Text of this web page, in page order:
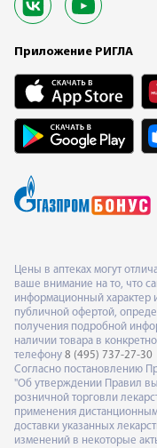
Приложение РИГЛА
Цены в аптеках могут
ваше внимание на то, что
информационный характер
публичной офертой,
получения подробной
наличии товара в
телефону 8 (495) 737-27-30
Согласно постановлению
"Об утверждении Правил
розничной торговли
применения
доставки указанных
изменений в некоторые